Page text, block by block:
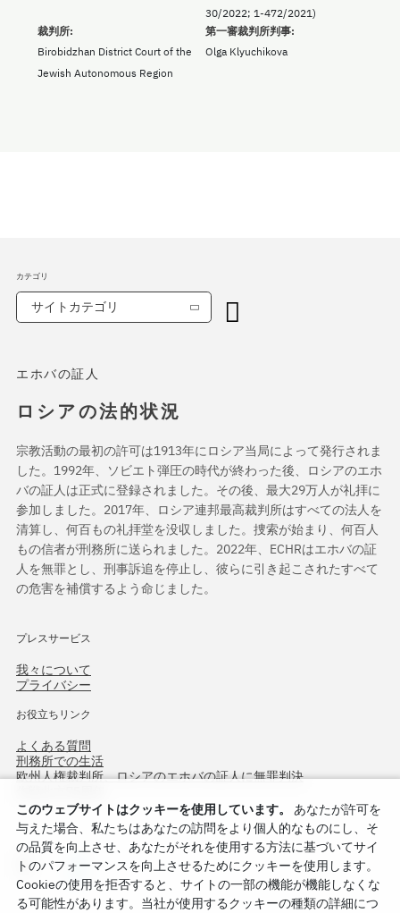
30/2022; 1-472/2021)
裁判所:
Birobidzhan District Court of the
Jewish Autonomous Region
第一審裁判所判事:
Olga Klyuchikova
エホバの証人
ロシアの法的状況
宗教活動の最初の許可は1913年にロシア当局によって発行されま
した。1992年、ソビエト弾圧の時代が終わった後、ロシアのエホ
バの証人は正式に登録されました。その後、最大29万人が礼拝に
参加しました。2017年、ロシア連邦最高裁判所はすべての法人を
清算し、何百もの礼拝堂を没収しました。捜索が始まり、何百人
もの信者が刑務所に送られました。2022年、ECHRはエホバの証
人を無罪とし、刑事訴追を停止し、彼らに引き起こされたすべて
の危害を補償するよう命じました。
プレスサービス
我々について
プライバシー
お役立ちリンク
よくある質問
刑務所での生活
欧州人権裁判所、ロシアのエホバの証人に無罪判決
カテゴリ
サイトカテゴリ
このウェブサイトはクッキーを使用しています。
あなたが許可を
与えた場合、私たちはあなたの訪問をより個人的なものにし、そ
の品質を向上させ、あなたがそれを使用する方法に基づいてサイ
トのパフォーマンスを向上させるためにクッキーを使用します。
Cookieの使用を拒否すると、サイトの一部の機能が機能しなくな
る可能性があります。当社が使用するクッキーの種類の詳細につ